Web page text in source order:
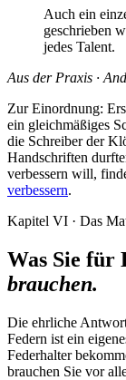
Auch ein
geschrieben
jedes Talent.
Aus der Praxis ·
Zur Einordnung:
ein gleichmäßiges
die Schreiber der
Handschriften
verbessern will,
verbessern.
Kapitel VI · Das
Was Sie für
brauchen.
Die ehrliche
Federn ist ein
Federhalter
brauchen Sie vor